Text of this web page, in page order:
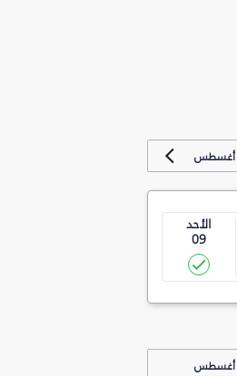
الأحد
09